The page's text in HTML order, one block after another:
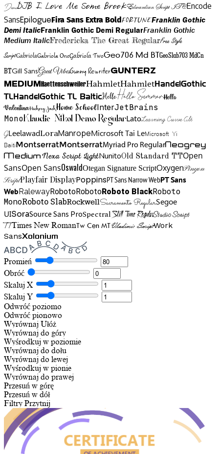
DemoDJB I Love Me Some BrookEdwardian Script ITCEncode
SansEpilogueFira Sans Extra BoldFortuneFranklin Gothic
Demi ItalicFranklin Gothic Demi RegularFranklin Gothic
Medium ItalicFredericka The Great RegularFree Style
ScriptGabriolaGabriola OneGabriola TwoGeo706 Md BTGeoSlab703 MdCn
BTGill SansGreat VibesGunny RewriterGunterz
Medium HaettenschweilerHahmletHahmletHandelGothic
TLHandelGothic TL BalticHelloHello SummerHello
ValentinaHickory JackHome SchoolInterJetBrains
MonoKlaudie Nikol Demo RegularLatoLearning Curve Alt
GLeelawadLoraManropeMicrosoft Tai LeMicrosoft Yi
BaitiMontserratMontserratMyriad Pro RegularNeogrey
MediumNexa Script LightNunitoOld Standard TTOpen
SansOpen SansOswaldOtegan Signature ScriptOxygenPinyon
ScriptPlayfair DisplayPoppinsPT Sans Narrow WebPT Sans
WebRalewayRobotoRobotoRoboto BlackRoboto
MonoRoboto SlabRockwellSacramento RegularSegoe
UISoraSource Sans ProSpectralStill Time RegularStudio Script
TTTimes New RomanTw Cen MTVladimir ScriptWork
SansXolonium
Promień
Obróć
Skaluj X
Skaluj Y
Odwróć poziomo
Odwróć pionowo
Wyrównaj Ułóż
Wyrównaj do góry
Wyśrodkuj w poziomie
Wyrównaj do dołu
Wyrównaj do lewej
Wyśrodkuj w pionie
Wyrównaj do prawej
Przesuń w górę
Przesuń w dół
Filtry Przytnij